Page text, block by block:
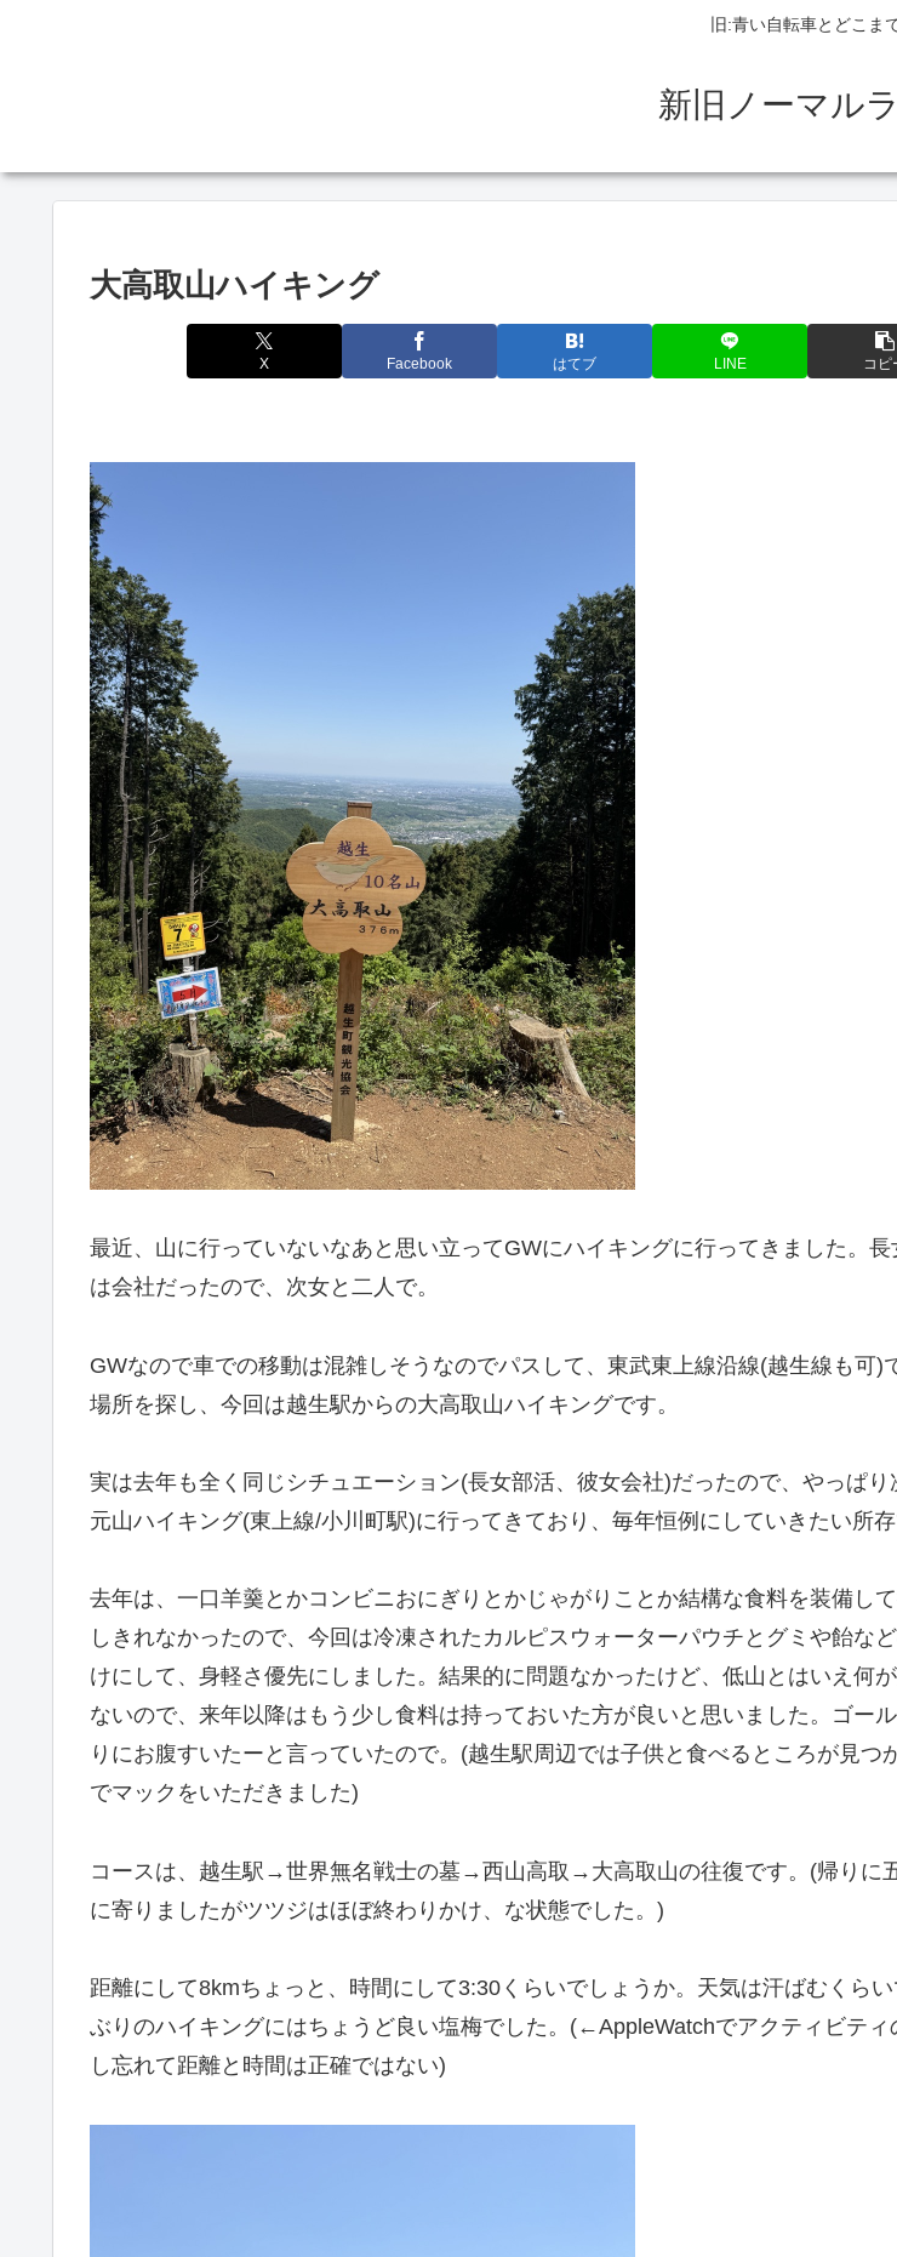
旧:青い自転車とどこま
新旧ノーマル
大高取山ハイキング
X Facebook はてブ LINE コピ
最近、山に行っていないなあと思い立ってGWにハイキングに行ってきました。
は会社だったので、次女と二人で。
GWなので車での移動は混雑しそうなのでパスして、東武東上線沿線(越生線も可)
場所を探し、今回は越生駅からの大高取山ハイキングです。
実は去年も全く同じシチュエーション(長女部活、彼女会社)だったので、やっぱり
元山ハイキング(東上線/小川町駅)に行ってきており、毎年恒例にしていきたい所存
去年は、一口羊羹とかコンビニおにぎりとかじゃがりことか結構な食料を装備し
しきれなかったので、今回は冷凍されたカルピスウォーターパウチとグミや飴な
けにして、身軽さ優先にしました。結果的に問題なかったけど、低山とはいえ何
ないので、来年以降はもう少し食料は持っておいた方が良いと思いました。ゴー
りにお腹すいたーと言っていたので。(越生駅周辺では子供と食べるところが見つ
でマックをいただきました)
コースは、越生駅→世界無名戦士の墓→西山高取→大高取山の往復です。(帰りに
に寄りましたがツツジはほぼ終わりかけ、な状態でした。)
距離にして8kmちょっと、時間にして3:30くらいでしょうか。天気は汗ばむくら
ぶりのハイキングにはちょうど良い塩梅でした。(←AppleWatchでアクティビティ
し忘れて距離と時間は正確ではない)